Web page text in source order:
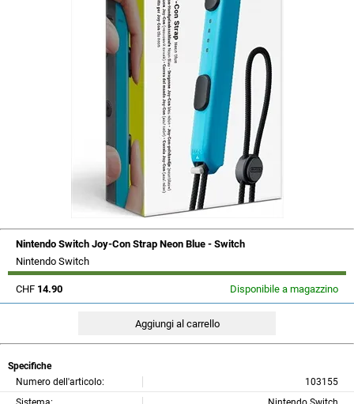
Nintendo Switch Joy-Con Strap Neon Blue - Switch
Nintendo Switch
CHF 14.90 Disponibile a magazzino
Specifiche
Numero dell'articolo:
103155